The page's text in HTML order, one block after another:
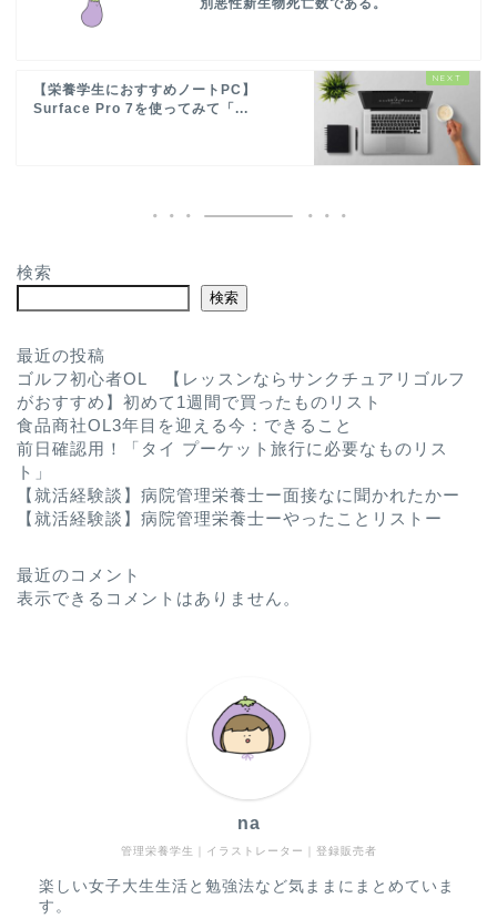
【栄養学生におすすめノートPC】
Surface Pro 7を使ってみて「...
検索
検索
最近の投稿
ゴルフ初心者OL 【レッスンならサンクチュアリゴルフ
がおすすめ】初めて1週間で買ったものリスト
食品商社OL3年目を迎える今：できること
前日確認用！「タイ プーケット旅行に必要なものリス
ト」
【就活経験談】病院管理栄養士ー面接なに聞かれたかー
【就活経験談】病院管理栄養士ーやったことリストー
最近のコメント
表示できるコメントはありません。
管理栄養学生｜イラストレーター｜登録販売者
na
楽しい女子大生生活と勉強法など気ままにまとめていま
す。